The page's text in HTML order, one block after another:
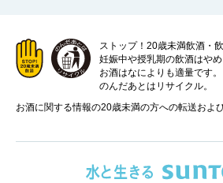
ストップ！20歳未満飲酒・飲
妊娠中や授乳期の飲酒はやめ
お酒はなによりも適量です。
のんだあとはリサイクル。
お酒に関する情報の20歳未満の方への転送およ